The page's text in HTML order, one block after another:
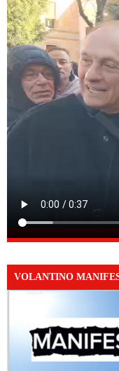
VOLANTINO